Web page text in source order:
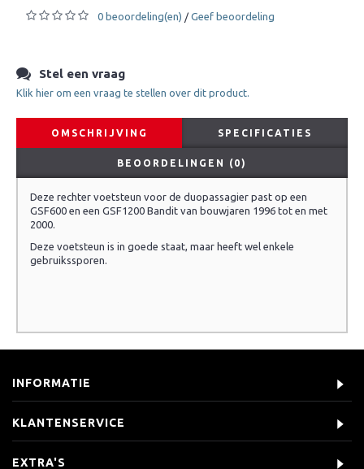
0 beoordeling(en) / Geef beoordeling
Stel een vraag
Klik hier om een vraag te stellen over dit product.
OMSCHRIJVING SPECIFICATIES
BEOORDELINGEN (0)
Deze rechter voetsteun voor de duopassagier past op een
GSF600 en een GSF1200 Bandit van bouwjaren 1996 tot en met
2000.
Deze voetsteun is in goede staat, maar heeft wel enkele
gebruikssporen.
INFORMATIE
KLANTENSERVICE
EXTRA'S